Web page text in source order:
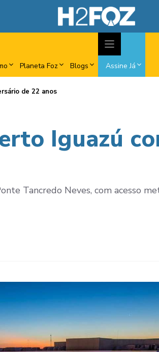
Planeta Foz Blogs Assine Já
de 22 anos
Iguazú
Tancredo Neves, com acesso